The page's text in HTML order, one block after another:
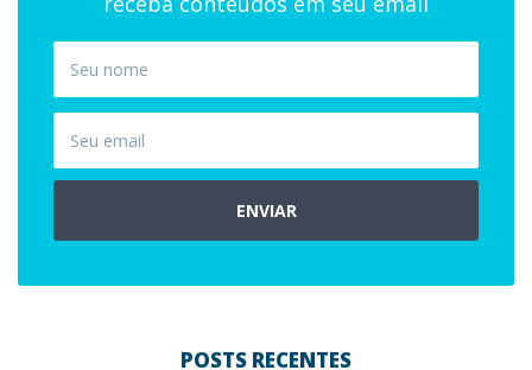
ENVIAR
POSTS RECENTES